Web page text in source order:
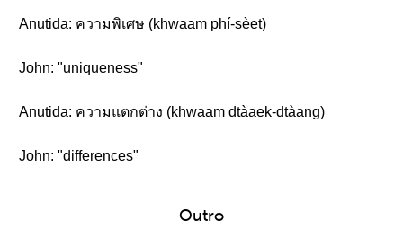
Anutida: ความพิเศษ (khwaam phí-sèet)
John: "uniqueness"
Anutida: ความแตกต่าง (khwaam dtàaek-dtàang)
John: "differences"
Outro